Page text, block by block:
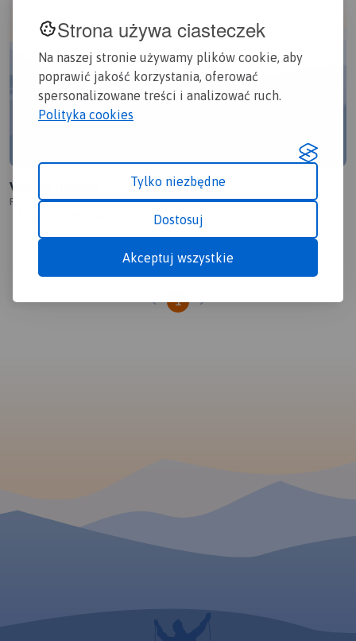
Strona używa ciasteczek
Na naszej stronie używamy plików cookie, aby
poprawić jakość korzystania, oferować
spersonalizowane treści i analizować ruch.
Polityka cookies
Tylko niezbędne
Dostosuj
Akceptuj wszystkie
Vuelta Ruocin
Rusocin
1